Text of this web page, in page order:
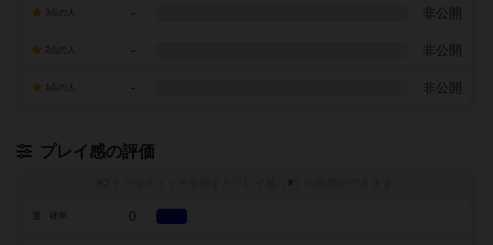
- 非公開
- 非公開
- 非公開
プレイ感の評価
※
0